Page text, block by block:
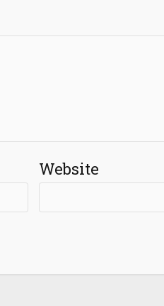
Website